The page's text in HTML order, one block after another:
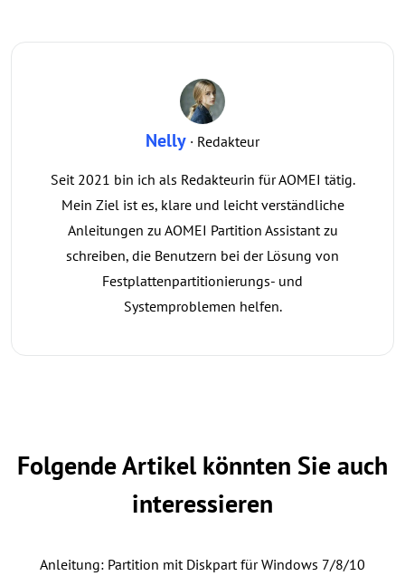
Nelly · Redakteur
Seit 2021 bin ich als Redakteurin für AOMEI tätig.
Mein Ziel ist es, klare und leicht verständliche
Anleitungen zu AOMEI Partition Assistant zu
schreiben, die Benutzern bei der Lösung von
Festplattenpartitionierungs- und
Systemproblemen helfen.
Folgende Artikel könnten Sie auch
interessieren
Anleitung: Partition mit Diskpart für Windows 7/8/10